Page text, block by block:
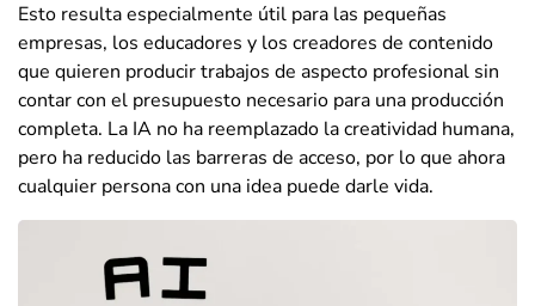
Esto resulta especialmente útil para las pequeñas
empresas, los educadores y los creadores de contenido
que quieren producir trabajos de aspecto profesional sin
contar con el presupuesto necesario para una producción
completa. La IA no ha reemplazado la creatividad humana,
pero ha reducido las barreras de acceso, por lo que ahora
cualquier persona con una idea puede darle vida.